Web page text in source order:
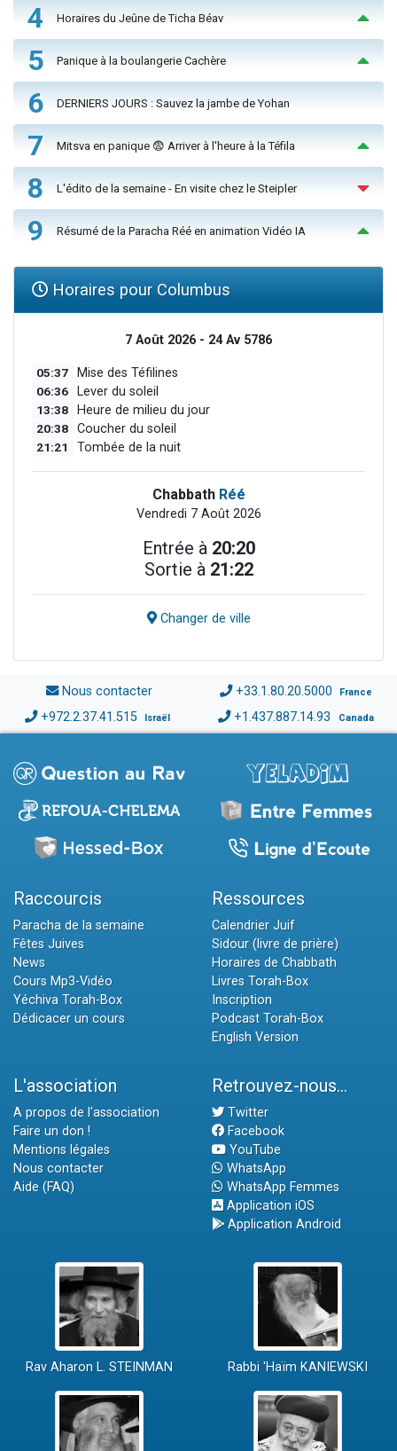
4 Horaires du Jeûne de Ticha Béav
5 Panique à la boulangerie Cachère
6 DERNIERS JOURS : Sauvez la jambe de Yohan
7 Mitsva en panique 😨 Arriver à l'heure à la Téfila
8 L'édito de la semaine - En visite chez le Steipler
9 Résumé de la Paracha Réé en animation Vidéo IA
Horaires pour Columbus
7 Août 2026 - 24 Av 5786
05:37 Mise des Téfilines
06:36 Lever du soleil
13:38 Heure de milieu du jour
20:38 Coucher du soleil
21:21 Tombée de la nuit
Chabbath Réé
Vendredi 7 Août 2026
Entrée à 20:20
Sortie à 21:22
Changer de ville
Nous contacter +33.1.80.20.5000 France
+972.2.37.41.515 Israël +1.437.887.14.93 Canada
Raccourcis
Paracha de la semaine
Fêtes Juives
News
Cours Mp3-Vidéo
Yéchiva Torah-Box
Dédicacer un cours
Ressources
Calendrier Juif
Sidour (livre de prière)
Horaires de Chabbath
Livres Torah-Box
Inscription
Podcast Torah-Box
English Version
L'association
A propos de l'association
Faire un don !
Mentions légales
Nous contacter
Aide (FAQ)
Retrouvez-nous...
Twitter
Facebook
YouTube
WhatsApp
WhatsApp Femmes
Application iOS
Application Android
Rav Aharon L. STEINMAN Rabbi 'Haïm KANIEWSKI